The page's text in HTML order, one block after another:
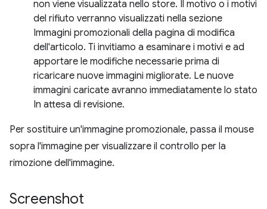
non viene visualizzata nello store. Il motivo o i motivi
del rifiuto verranno visualizzati nella sezione
Immagini promozionali della pagina di modifica
dell'articolo. Ti invitiamo a esaminare i motivi e ad
apportare le modifiche necessarie prima di
ricaricare nuove immagini migliorate. Le nuove
immagini caricate avranno immediatamente lo stato
In attesa di revisione.
Per sostituire un'immagine promozionale, passa il mouse
sopra l'immagine per visualizzare il controllo per la
rimozione dell'immagine.
Screenshot